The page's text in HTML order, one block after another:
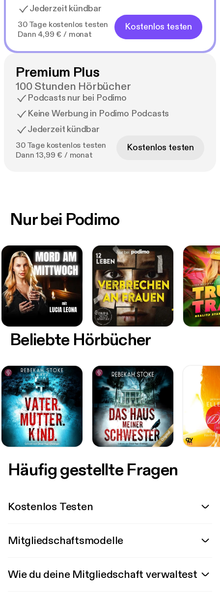
Jederzeit kündbar
30 Tage kostenlos testen
Dann 4,99 € / monat
Kostenlos testen
Premium Plus
100 Stunden Hörbücher
Podcasts nur bei Podimo
Keine Werbung in Podimo Podcasts
Jederzeit kündbar
30 Tage kostenlos testen
Dann 13,99 € / monat
Kostenlos testen
Nur bei Podimo
Beliebte Hörbücher
Häufig gestellte Fragen
Kostenlos Testen
Mitgliedschaftsmodelle
Wie du deine Mitgliedschaft verwaltest